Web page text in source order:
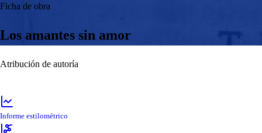
Ficha de obra
Los amantes sin amor
Atribución de autoría
Informe estilométrico